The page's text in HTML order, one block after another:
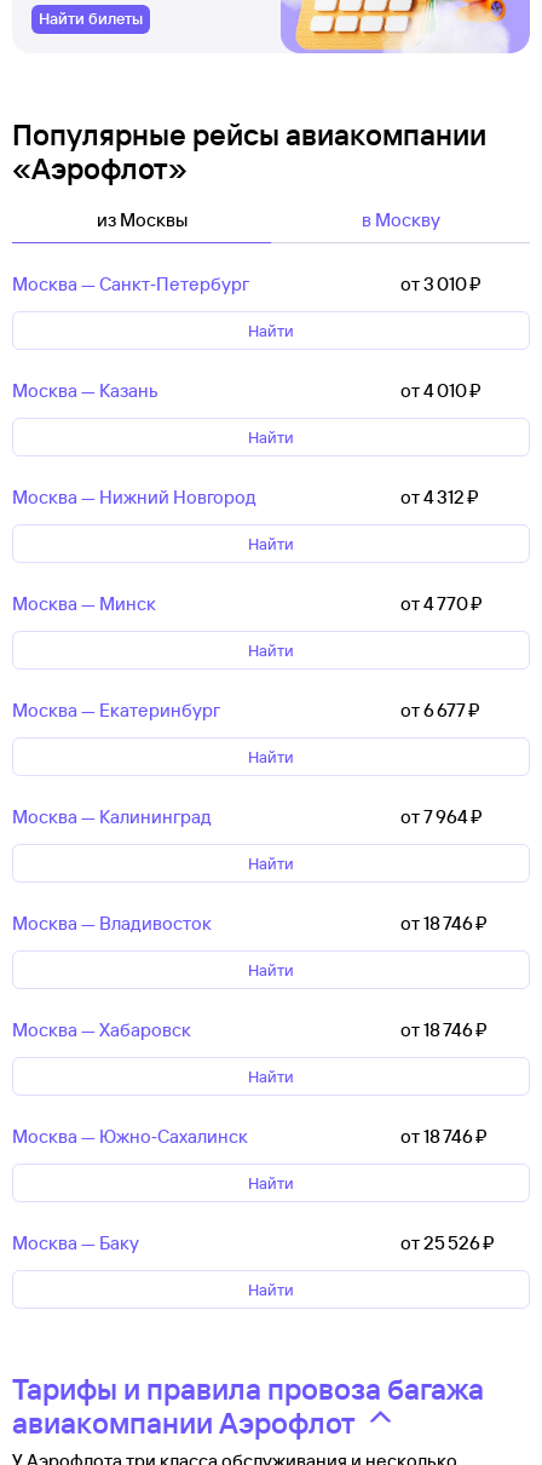
Найти билеты
Популярные рейсы авиакомпании
«Аэрофлот»
из Москвы в Москву
Москва — Санкт‑Петербург от 3 ⁠010 ⁠₽
Найти
Москва — Казань от 4 ⁠010 ⁠₽
Найти
Москва — Нижний Новгород от 4 ⁠312 ⁠₽
Найти
Москва — Минск от 4 ⁠770 ⁠₽
Найти
Москва — Екатеринбург от 6 ⁠677 ⁠₽
Найти
Москва — Калининград от 7 ⁠964 ⁠₽
Найти
Москва — Владивосток от 18 ⁠746 ⁠₽
Найти
Москва — Хабаровск от 18 ⁠746 ⁠₽
Найти
Москва — Южно‑Сахалинск от 18 ⁠746 ⁠₽
Найти
Москва — Баку от 25 ⁠526 ⁠₽
Найти
Тарифы и правила провоза багажа
авиакомпании Аэрофлот